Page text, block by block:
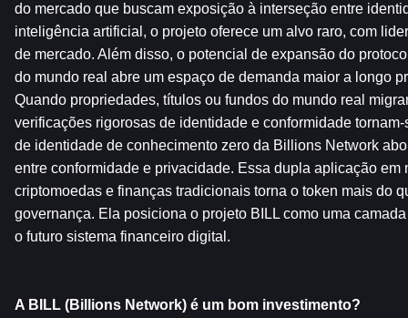
do mercado que buscam exposição à interseção entre
inteligência artificial, o projeto oferece um alvo raro, com
de mercado. Além disso, o potencial de expansão do
do mundo real abre um espaço de demanda maior a longo
Quando propriedades, títulos ou fundos do mundo real
verificações rigorosas de identidade e conformidade
de identidade de conhecimento zero da Billions Network
entre conformidade e privacidade. Essa dupla aplicação em
criptomoedas e finanças tradicionais torna o token mais do
governança. Ela posiciona o projeto BILL como uma
o futuro sistema financeiro digital.
A BILL (Billions Network) é um bom investimento?